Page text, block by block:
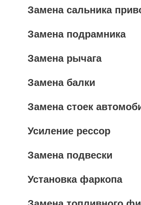
Замена сальника
Замена подрамника
Замена рычага
Замена балки
Замена стоек
Усиление рессор
Замена подвески
Установка фаркопа